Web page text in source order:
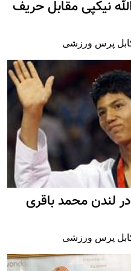
نیکپی مقابل حریف
پرس ورزشی
لندن محمد باقری
پرس ورزشی